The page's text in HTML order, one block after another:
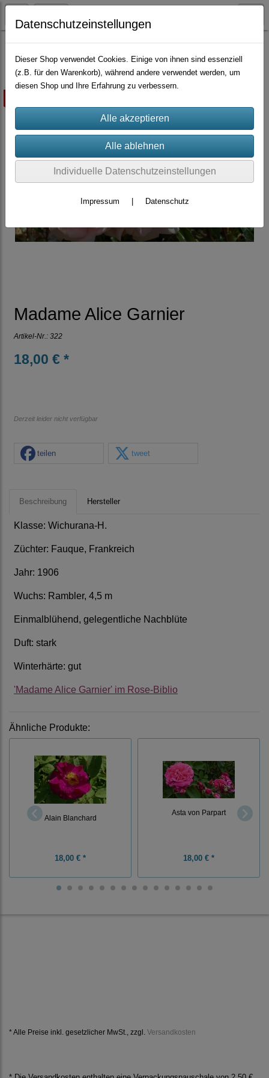
Container-Rosen Rambler
Madame Alice Garnier
Artikel-Nr.: 322
18,00 € *
Derzeit leider nicht verfügbar
teilen tweet
Beschreibung Hersteller
Klasse: Wichurana-H.
Züchter: Fauque, Frankreich
Jahr: 1906
Wuchs: Rambler, 4,5 m
Einmalblühend, gelegentliche Nachblüte
Duft: stark
Winterhärte: gut
'Madame Alice Garnier' im Rose-Biblio
Ähnliche Produkte:
Alain Blanchard
18,00 € *
Asta von Parpart
18,00 € *
* Alle Preise inkl. gesetzlicher MwSt., zzgl. Versandkosten
Datenschutzeinstellungen
Dieser Shop verwendet Cookies. Einige von ihnen sind essenziell
(z.B. für den Warenkorb), während andere verwendet werden, um
diesen Shop und Ihre Erfahrung zu verbessern.
Individuelle Datenschutzeinstellungen
Impressum Datenschutz